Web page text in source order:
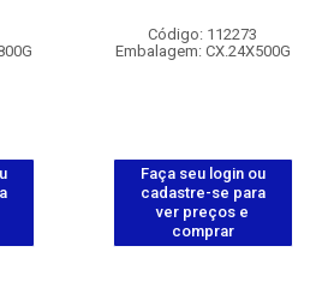
Código: 112273
Embalagem: CX.24X500G
Faça seu login ou
cadastre-se para
ver preços e
comprar